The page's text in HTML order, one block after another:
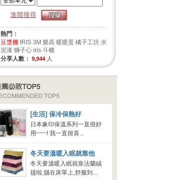
進階搜尋
熱門：
豆漿機 IRIS 3M 樂高 暖暖蛋 橘子工坊 水
泥漆 獅子心 iris 斗櫃
分享人數： 9,944 人
[生活] 保冷保熱好
日本象印保溫系列一直很好
用~~~! 我一直很喜...
冬天要溫暖入眠就靠他
冬天要溫暖入眠就靠法蘭絨
毯啦,舖在床單上,舒服到...